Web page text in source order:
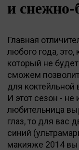
и
Главная
любого года,
который не
сможем
для
И этот сезон -
любительница
глаз, то для вас
синий
макияже 2014 вы